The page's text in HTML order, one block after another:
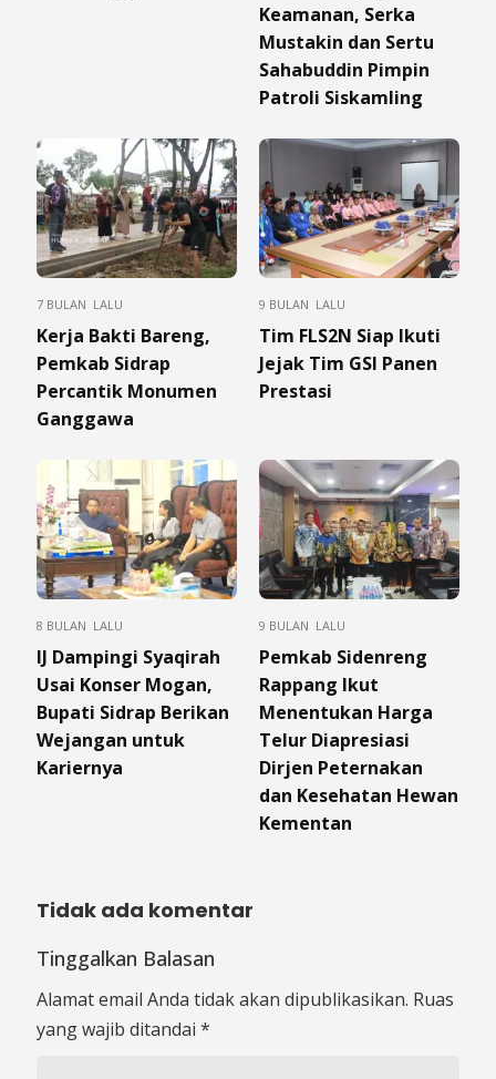
Keamanan, Serka
Mustakin dan Sertu
Sahabuddin Pimpin
Patroli Siskamling
7 BULAN LALU
Kerja Bakti Bareng,
Pemkab Sidrap
Percantik Monumen
Ganggawa
9 BULAN LALU
Tim FLS2N Siap Ikuti
Jejak Tim GSI Panen
Prestasi
8 BULAN LALU
IJ Dampingi Syaqirah
Usai Konser Mogan,
Bupati Sidrap Berikan
Wejangan untuk
Kariernya
9 BULAN LALU
Pemkab Sidenreng
Rappang Ikut
Menentukan Harga
Telur Diapresiasi
Dirjen Peternakan
dan Kesehatan Hewan
Kementan
Tidak ada komentar
Tinggalkan Balasan
Alamat email Anda tidak akan dipublikasikan. Ruas
yang wajib ditandai *